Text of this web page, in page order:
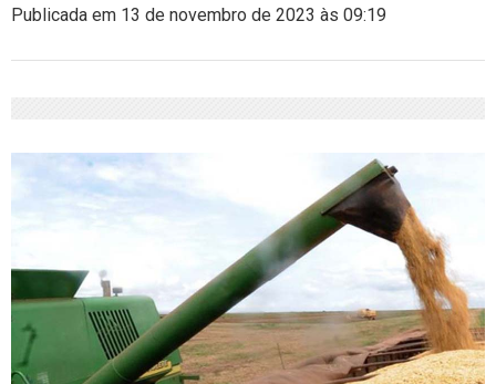
Publicada em 13 de novembro de 2023 às 09:19